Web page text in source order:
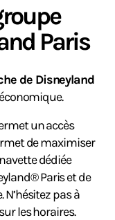
Paris
de Disneyland
un accès
de maximiser
dédiée
Paris et de
pas à
les horaires.